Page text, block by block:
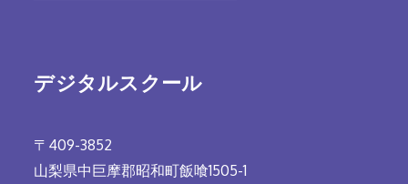
デジタルスクール
〒409-3852
山梨県中巨摩郡昭和町飯喰1505-1